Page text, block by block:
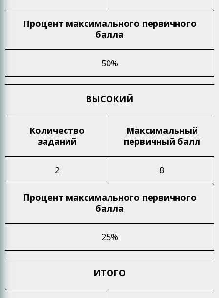
Процент максимального первичного
балла
50%
ВЫСОКИЙ
Количество
заданий
Максимальный
первичный балл
2 8
Процент максимального первичного
балла
25%
ИТОГО